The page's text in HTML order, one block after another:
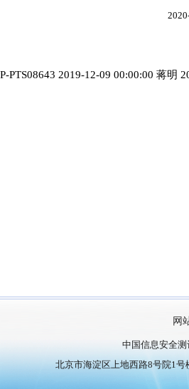
PTS08643 2019-12-09 00:00:00 蒋明
网
中国信息安全
北京市海淀区上地西路8号院1